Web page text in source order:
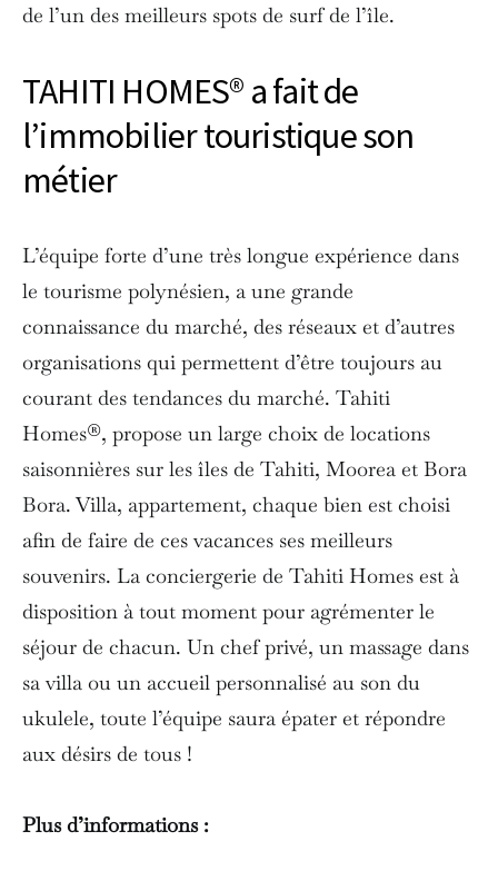
de l’un des meilleurs spots de surf de l’île.
TAHITI HOMES® a fait de
l’immobilier touristique son
métier
L’équipe forte d’une très longue expérience dans
le tourisme polynésien, a une grande
connaissance du marché, des réseaux et d’autres
organisations qui permettent d’être toujours au
courant des tendances du marché. Tahiti
Homes®, propose un large choix de locations
saisonnières sur les îles de Tahiti, Moorea et Bora
Bora. Villa, appartement, chaque bien est choisi
afin de faire de ces vacances ses meilleurs
souvenirs. La conciergerie de Tahiti Homes est à
disposition à tout moment pour agrémenter le
séjour de chacun. Un chef privé, un massage dans
sa villa ou un accueil personnalisé au son du
ukulele, toute l’équipe saura épater et répondre
aux désirs de tous !
Plus d’informations :